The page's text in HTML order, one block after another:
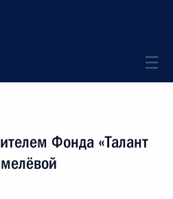
Фонда «Талант